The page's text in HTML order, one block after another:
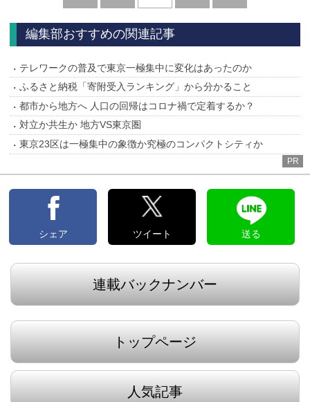
へ
へ
編集部おすすめの関連記事
テレワークの普及で東京一極集中に変化はあったのか
ふるさと納税「寄附受入ランキング」から分かること
都市から地方へ 人口の回帰はコロナ禍で定着するか？
対立か共生か 地方VS東京圏
東京23区は一極集中の象徴か究極のコンパクトシティか
PR
シェア ツイート 送る
連載バックナンバー
トップページ
人気記事